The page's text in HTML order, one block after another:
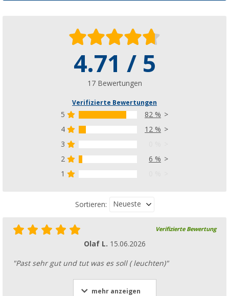
4.71 / 5
17 Bewertungen
Verifizierte Bewertungen
5
82 %
4
12 %
3
2
6 %
1
Sortieren: Neueste
Verifizierte Bewertung
Olaf L. 15.06.2026
"Past sehr gut und tut was es soll ( leuchten)"
mehr anzeigen